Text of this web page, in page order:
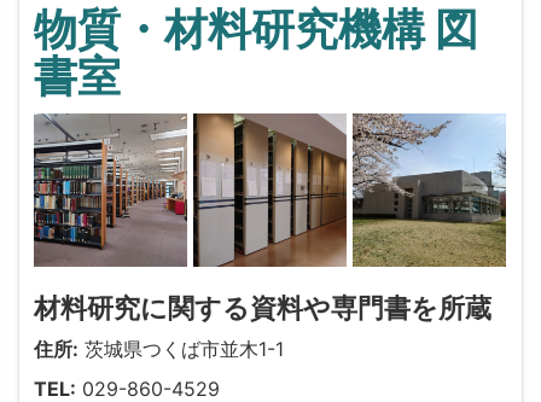
物質・材料研究機構 図
書室
材料研究に関する資料や専門書を所蔵
住所: 茨城県つくば市並木1-1
TEL: 029-860-4529